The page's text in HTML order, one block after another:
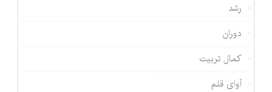
رشد
دوران
کمال تربیت
آوای قلم